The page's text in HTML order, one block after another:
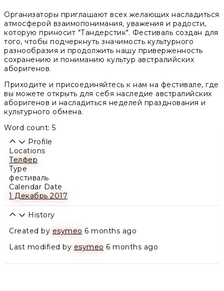
Организаторы приглашают всех желающих насладиться
атмосферой взаимопонимания, уважения и радости,
которую приносит "Тандерстик". Фестиваль создан для
того, чтобы подчеркнуть значимость культурного
разнообразия и продолжить нашу приверженность
сохранению и пониманию культур австралийских
аборигенов.
Приходите и присоединяйтесь к нам на фестивале, где
вы можете открыть для себя наследие австралийских
аборигенов и насладиться неделей празднования и
культурного обмена.
Word count: 5
Profile
Locations
Телфер
Type
фестиваль
Calendar Date
1 Декабрь 2017
History
Created by esymeo 6 months ago
Last modified by esymeo 6 months ago